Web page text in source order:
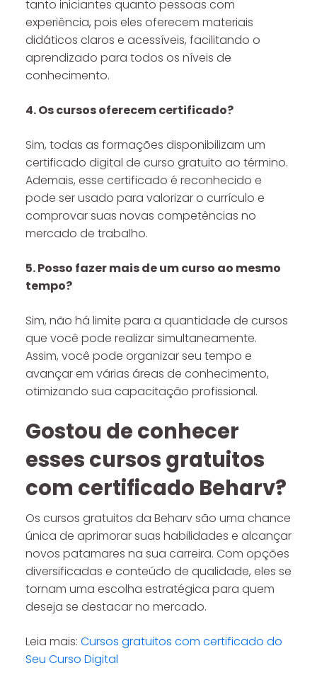
tanto iniciantes quanto pessoas com
experiência, pois eles oferecem materiais
didáticos claros e acessíveis, facilitando o
aprendizado para todos os níveis de
conhecimento.
4. Os cursos oferecem certificado?
Sim, todas as formações disponibilizam um
certificado digital de curso gratuito ao término.
Ademais, esse certificado é reconhecido e
pode ser usado para valorizar o currículo e
comprovar suas novas competências no
mercado de trabalho.
5. Posso fazer mais de um curso ao mesmo
tempo?
Sim, não há limite para a quantidade de cursos
que você pode realizar simultaneamente.
Assim, você pode organizar seu tempo e
avançar em várias áreas de conhecimento,
otimizando sua capacitação profissional.
Gostou de conhecer
esses cursos gratuitos
com certificado Beharv?
Os cursos gratuitos da Beharv são uma chance
única de aprimorar suas habilidades e alcançar
novos patamares na sua carreira. Com opções
diversificadas e conteúdo de qualidade, eles se
tornam uma escolha estratégica para quem
deseja se destacar no mercado.
Leia mais: Cursos gratuitos com certificado do
Seu Curso Digital